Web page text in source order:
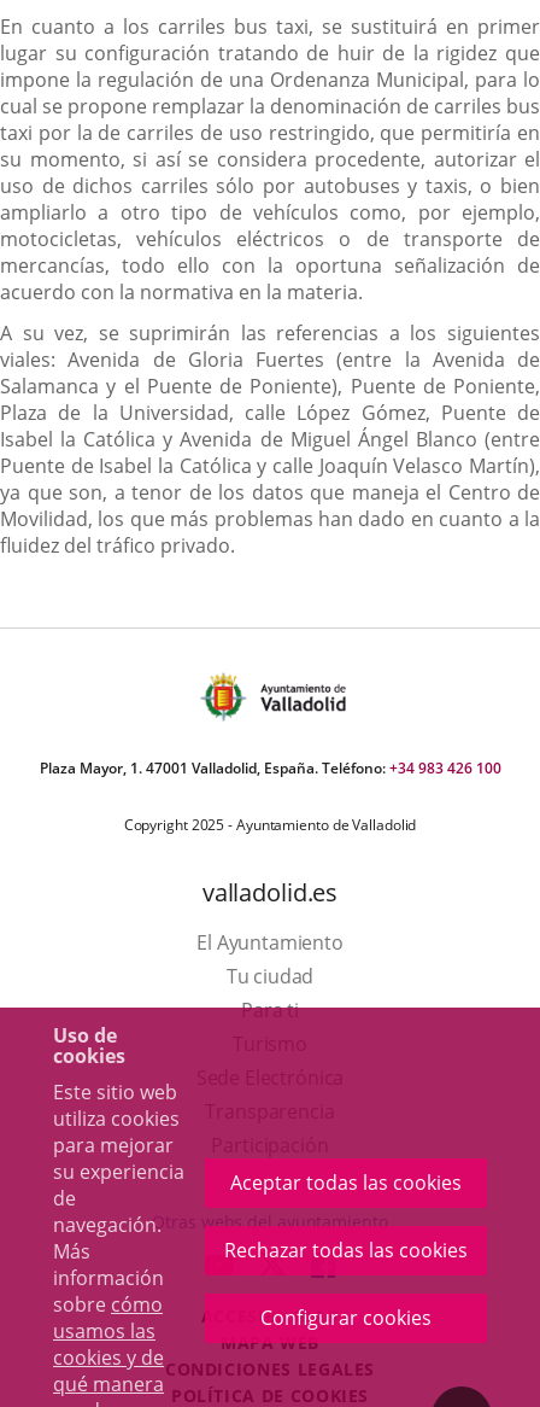
Uso de
cookies
Este sitio web
utiliza cookies
para mejorar
su experiencia
de
navegación.
Más
información
sobre cómo
usamos las
cookies y de
qué manera
Aceptar todas las cookies
Rechazar todas las cookies
Configurar cookies
En cuanto a los carriles bus taxi, se sustituirá en primer
lugar su configuración tratando de huir de la rigidez que
impone la regulación de una Ordenanza Municipal, para lo
cual se propone remplazar la denominación de carriles bus
taxi por la de carriles de uso restringido, que permitiría en
su momento, si así se considera procedente, autorizar el
uso de dichos carriles sólo por autobuses y taxis, o bien
ampliarlo a otro tipo de vehículos como, por ejemplo,
motocicletas, vehículos eléctricos o de transporte de
mercancías, todo ello con la oportuna señalización de
acuerdo con la normativa en la materia.
A su vez, se suprimirán las referencias a los siguientes
viales: Avenida de Gloria Fuertes (entre la Avenida de
Salamanca y el Puente de Poniente), Puente de Poniente,
Plaza de la Universidad, calle López Gómez, Puente de
Isabel la Católica y Avenida de Miguel Ángel Blanco (entre
Puente de Isabel la Católica y calle Joaquín Velasco Martín),
ya que son, a tenor de los datos que maneja el Centro de
Movilidad, los que más problemas han dado en cuanto a la
fluidez del tráfico privado.
Plaza Mayor, 1. 47001 Valladolid, España. Teléfono:+34 983 426 100
Copyright 2025 - Ayuntamiento de Valladolid
valladolid.es
El Ayuntamiento
Tu ciudad
Para ti
en
una
ventana
nueva.
aplicación
externa.
Otras webs del ayuntamiento
ENLACE
A
UNA
APLICACIÓN
EXTERNA.
ENLACE
A
UNA
APLICACIÓN
EXTERNA.
ENLACE
A
UNA
EXTERNA.
ACCESIBILIDAD
MAPA WEB
CONDICIONES LEGALES
POLÍTICA DE COOKIES